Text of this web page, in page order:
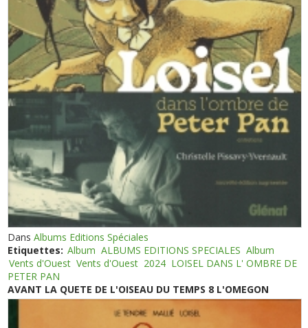
DansAlbums Editions Spéciales
Etiquettes: Album ALBUMS EDITIONS SPECIALES Album
Vents d'Ouest Vents d'Ouest 2024 LOISEL DANS L' OMBRE DE
PETER PAN
AVANT LA QUETE DE L'OISEAU DU TEMPS 8 L'OMEGON